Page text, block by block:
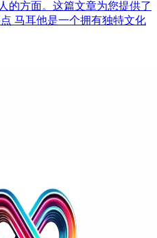
的方面。这篇文章为您提供了
马耳他是一个拥有独特文化